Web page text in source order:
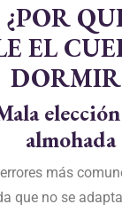
¿POR
EL
almohada
más
que no se